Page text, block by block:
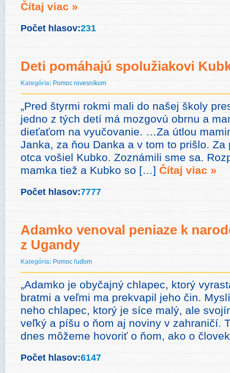
Čítaj viac »
Počet hlasov:231
Deti pomáhajú spolužiakovi
Kategória: Pomoc rovesníkom
„Pred štyrmi rokmi mali do našej školy
jedno z tých detí má mozgovú obrnu a
dieťaťom na vyučovanie. …Za útlou
Janka, za ňou Danka a v tom to prišlo. Za
otca vošiel Kubko. Zoznámili sme sa.
mamka tiež a Kubko so […] Čítaj viac »
Počet hlasov:7777
Adamko venoval peniaze k
z Ugandy
Kategória: Pomoc ľuďom
„Adamko je obyčajný chlapec, ktorý
bratmi a veľmi ma prekvapil jeho čin.
neho chlapec, ktorý je síce malý, ale
veľký a píšu o ňom aj noviny v zahraničí.
dnes môžeme hovoriť o ňom, ako o
Počet hlasov:6147